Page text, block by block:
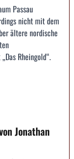
Passau
nicht mit dem
ältere nordische
Rheingold“.
Jonathan